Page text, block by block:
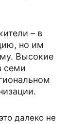
– в
но им
Высокие
семи
далеко не